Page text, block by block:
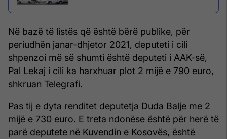
Në bazë të listës që është bërë publike, për
periudhën janar-dhjetor 2021, deputeti i cili
shpenzoi më së shumti është deputeti i AAK-së,
Pal Lekaj i cili ka harxhuar plot 2 mijë e 790 euro,
shkruan Telegrafi.
Pas tij e dyta renditet deputetja Duda Balje me 2
mijë e 730 euro. E treta ndonëse është për herë të
parë deputete në Kuvendin e Kosovës, është